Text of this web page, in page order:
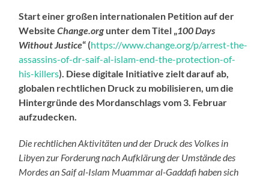
Start einer großen internationalen Petition auf der
WebsiteChange.org unter dem Titel „100 Days
Without Justice“ (https://www.change.org/p/arrest-the-
assassins-of-dr-saif-al-islam-end-the-protection-of-
his-killers). Diese digitale Initiative zielt darauf ab,
globalen rechtlichen Druck zu mobilisieren, um die
Hintergründe des Mordanschlags vom 3. Februar
aufzudecken.
Die rechtlichen Aktivitäten und der Druck des Volkes in
Libyen zur Forderung nach Aufklärung der Umstände des
Mordes an Saif al-Islam Muammar al-Gaddafi haben sich